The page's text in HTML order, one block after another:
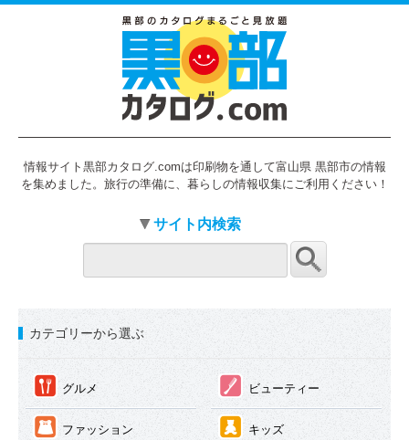
情報サイト黒部カタログ.comは印刷物を通して富山県 黒部市の情報
を集めました。旅行の準備に、暮らしの情報収集にご利用ください！
サイト内検索
カテゴリーから選ぶ
① グルメ ② ビューティー
③ ファッション ④ キッズ